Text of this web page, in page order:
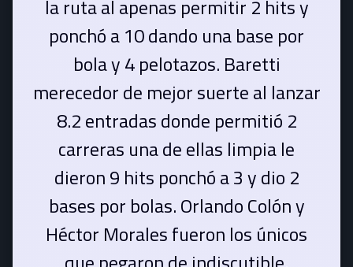
la ruta al apenas permitir 2 hits y
ponchó a 10 dando una base por
bola y 4 pelotazos. Baretti
merecedor de mejor suerte al lanzar
8.2 entradas donde permitió 2
carreras una de ellas limpia le
dieron 9 hits ponchó a 3 y dio 2
bases por bolas. Orlando Colón y
Héctor Morales fueron los únicos